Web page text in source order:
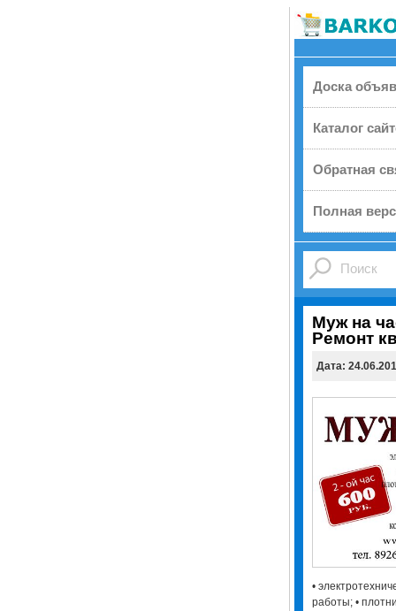
Доска
Каталог
Обратная
Полная
Муж на
Ремонт
Дата:
•
работы; •